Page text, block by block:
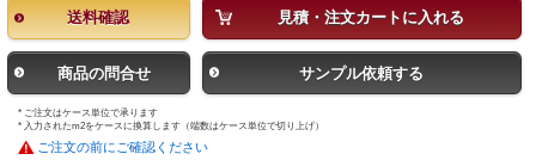
送料確認 見積・注文カートに入れる
商品の問合せ サンプル依頼する
* ご注文はケース単位で承ります
* 入力されたm2をケースに換算します（端数はケース単位で切り上げ）
ご注文の前にご確認ください